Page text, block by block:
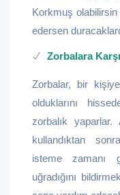
Korkmuş
edersen
Zorbalara
Zorbalar, bir
olduklarını
zorbalık yaparlar.
kullandıktan
isteme zamanı
uğradığını